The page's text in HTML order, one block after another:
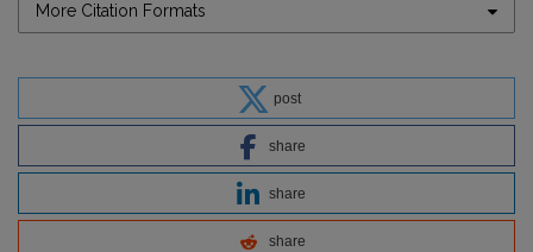
More Citation Formats
post
share
share
share